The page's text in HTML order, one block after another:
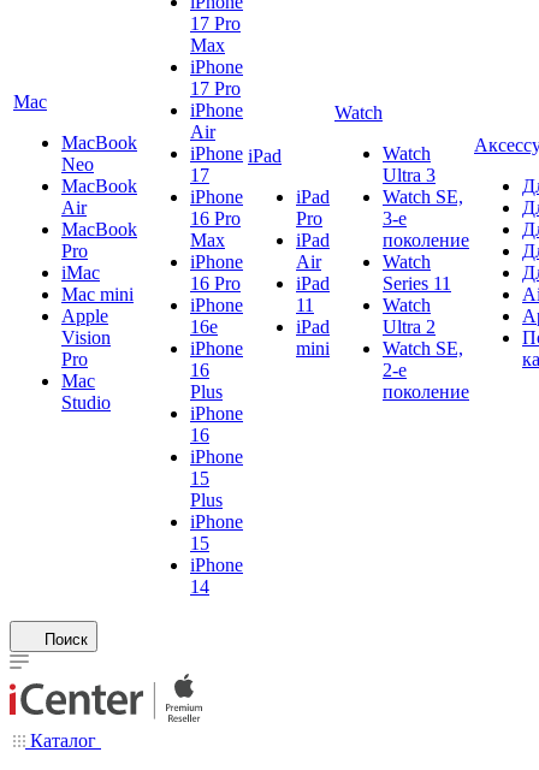
Mac
MacBook
Neo
MacBook
Air
MacBook
Pro
iMac
Mac mini
Apple
Vision
Pro
Mac
Studio
17 Pro
Max
iPhone
17 Pro
iPhone
Air
iPhone
17
iPhone
16 Pro
Max
iPhone
16 Pro
iPhone
16e
iPhone
16
Plus
iPhone
16
iPhone
15
Plus
iPhone
15
iPhone
14
iPad
iPad
Pro
iPad
Air
iPad
11
iPad
mini
Watch
Watch
Ultra 3
Watch SE,
3-е
поколение
Watch
Series 11
Watch
Ultra 2
Watch SE,
2-е
поколение
Поиск
Каталог